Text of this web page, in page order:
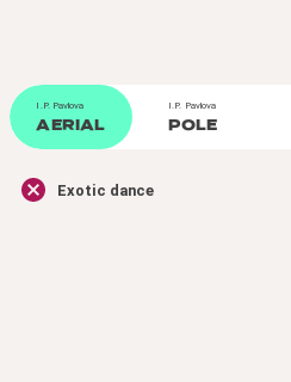
I.P. Pavlova
AERIAL
I.P. Pavlova
POLE
Exotic dance